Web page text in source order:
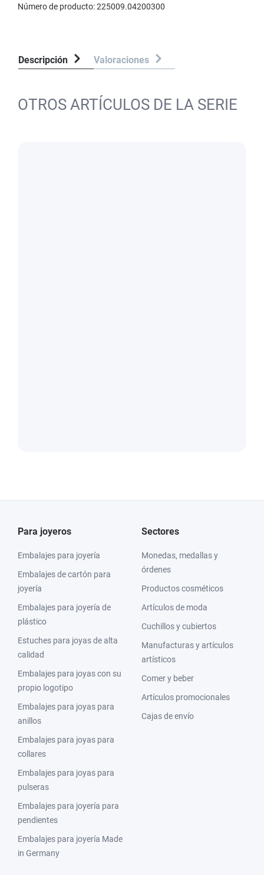
Número de producto:225009.04200300
Descripción Valoraciones
OTROS ARTÍCULOS DE LA SERIE
Para joyeros
Embalajes para joyería
Embalajes de cartón para
joyería
Embalajes para joyería de
plástico
Estuches para joyas de alta
calidad
Embalajes para joyas con su
propio logotipo
Embalajes para joyas para
anillos
Embalajes para joyas para
collares
Embalajes para joyas para
pulseras
Embalajes para joyería para
pendientes
Embalajes para joyería Made
in Germany
Sectores
Monedas, medallas y
órdenes
Productos cosméticos
Artículos de moda
Cuchillos y cubiertos
Manufacturas y artículos
artísticos
Comer y beber
Artículos promocionales
Cajas de envío